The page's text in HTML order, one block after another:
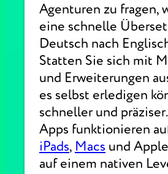
Agenturen zu fragen,
eine schnelle
Deutsch nach
Statten Sie sich mit
und Erweiterungen
es selbst erledigen
schneller und
Apps funktionieren
iPads, Macs und
auf einem nativen